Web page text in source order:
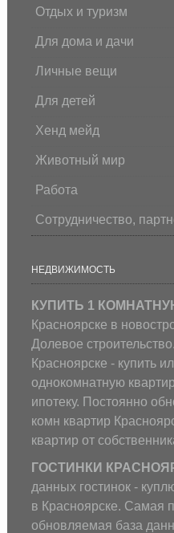
Отдых и туризм
Для дома и дачи
Личные вещи
Для детей
Хенд мейд
Животный мир
Работа
Сотрудничество,
НЕДВИЖИМОСТЬ
КУПИТЬ 1
Красноярске в
Долевое
Красноярске - купить
однокомнатную
ипотеку. Постоянно
комн квартир
квартир от
ГОСТИНКИ
данных гостинок -
в Красноярске. Самая
обновляемая база